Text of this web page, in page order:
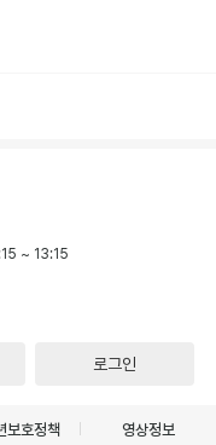
~ 13:15
로그인
보호정책 영상정보